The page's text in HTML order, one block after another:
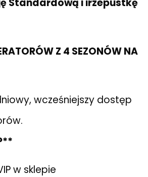
Z 4 SEZONÓW NA
wcześniejszy dostęp
w sklepie